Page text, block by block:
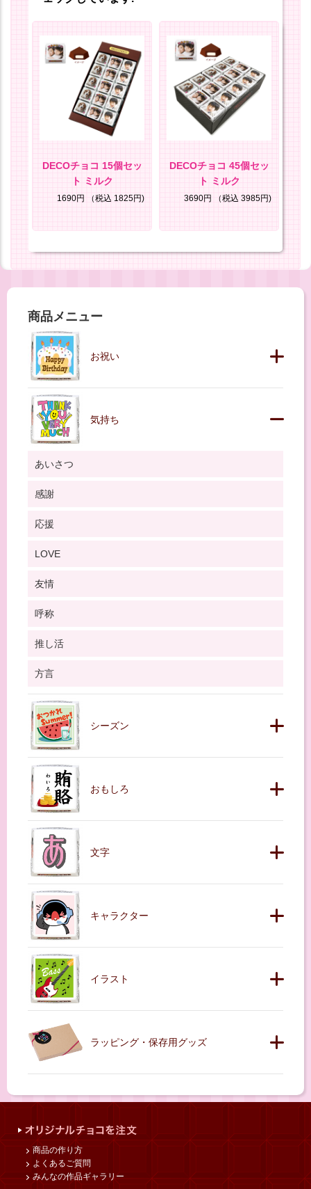
DECOチョコ 15個セッ
ト ミルク
1690円 （税込 1825円)
DECOチョコ 45個セッ
ト ミルク
3690円 （税込 3985円)
商品メニュー
お祝い
気持ち
あいさつ
感謝
応援
LOVE
友情
呼称
推し活
方言
シーズン
おもしろ
文字
キャラクター
イラスト
ラッピング・保存用グッズ
商品の作り方
よくあるご質問
みんなの作品ギャラリー